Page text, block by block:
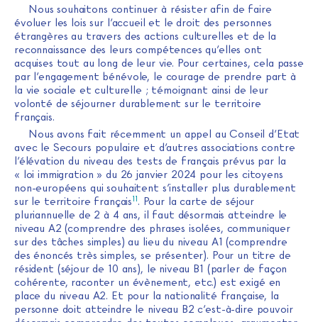
Nous souhaitons continuer à résister afin de faire
évoluer les lois sur l’accueil et le droit des personnes
étrangères au travers des actions culturelles et de la
reconnaissance des leurs compétences qu’elles ont
acquises tout au long de leur vie. Pour certaines, cela passe
par l’engagement bénévole, le courage de prendre part à
la vie sociale et culturelle ; témoignant ainsi de leur
volonté de séjourner durablement sur le territoire
français.
Nous avons fait récemment un appel au Conseil d’Etat
avec le Secours populaire et d’autres associations contre
l’élévation du niveau des tests de français prévus par la
« loi immigration » du 26 janvier 2024 pour les citoyens
non-européens qui souhaitent s’installer plus durablement
sur le territoire français11. Pour la carte de séjour
pluriannuelle de 2 à 4 ans, il faut désormais atteindre le
niveau A2 (comprendre des phrases isolées, communiquer
sur des tâches simples) au lieu du niveau A1 (comprendre
des énoncés très simples, se présenter). Pour un titre de
résident (séjour de 10 ans), le niveau B1 (parler de façon
cohérente, raconter un évènement, etc.) est exigé en
place du niveau A2. Et pour la nationalité française, la
personne doit atteindre le niveau B2 c’est-à-dire pouvoir